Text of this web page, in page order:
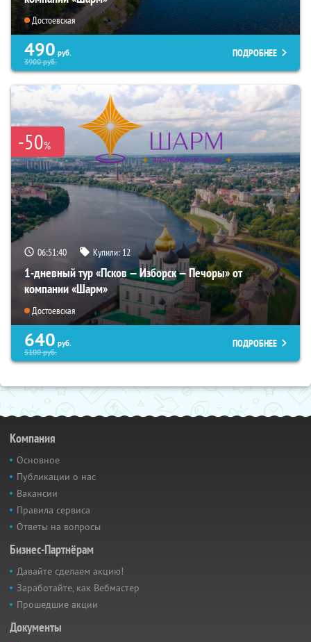
Достоевская
490 руб.
3900руб.
ПОДРОБНЕЕ
-50%
06:51:39 Купили:12
1-дневный тур «Псков — Изборск — Печоры» от
компании «Шарм»
Достоевская
640 руб.
5100руб.
ПОДРОБНЕЕ
Компания
Основное
Публикации о нас
Вакансии
Правила сервиса
Ответы на вопросы
Бизнес-Партнёрам
Давайте сделаем акцию!
Заработайте, как Вебмастер
Прошедшие акции
Документы